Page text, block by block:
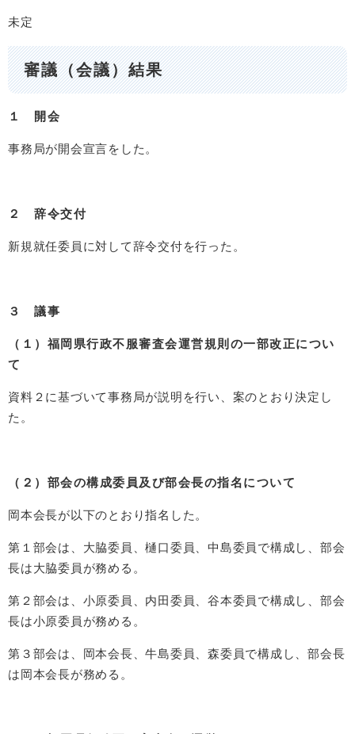
未定
審議（会議）結果
１ 開会
事務局が開会宣言をした。
２ 辞令交付
新規就任委員に対して辞令交付を行った。
３ 議事
（１）福岡県行政不服審査会運営規則の一部改正につい
て
資料２に基づいて事務局が説明を行い、案のとおり決定し
た。
（２）部会の構成委員及び部会長の指名について
岡本会長が以下のとおり指名した。
第１部会は、大脇委員、樋口委員、中島委員で構成し、部会
長は大脇委員が務める。
第２部会は、小原委員、内田委員、谷本委員で構成し、部会
長は小原委員が務める。
第３部会は、岡本会長、牛島委員、森委員で構成し、部会長
は岡本会長が務める。